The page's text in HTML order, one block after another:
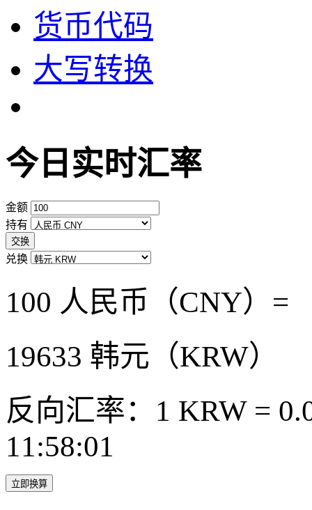
货币代码
大写转换
今日实时汇率
金额
持有
交换
兑换
100 人民币（CNY）=
19633 韩元（KRW）
反向汇率：1 KRW =
11:58:01
立即换算